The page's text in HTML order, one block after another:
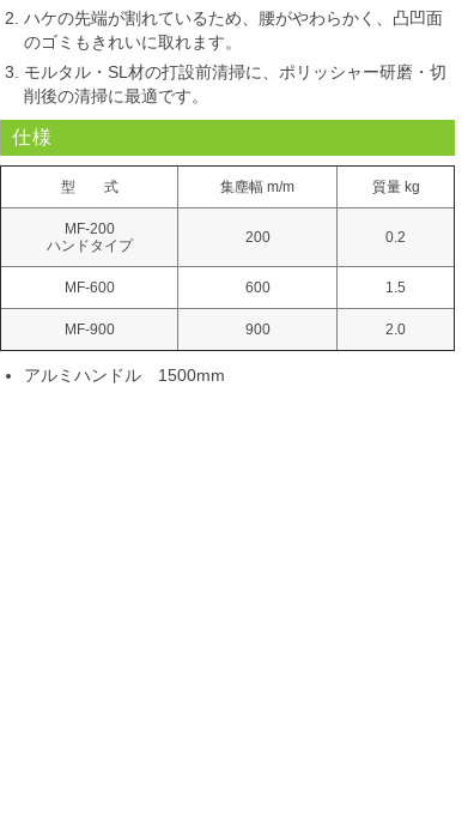
ハケの先端が割れているため、腰がやわらかく、凸凹面
のゴミもきれいに取れます。
モルタル・SL材の打設前清掃に、ポリッシャー研磨・切
削後の清掃に最適です。
仕様
型 式 集塵幅 m/m 質量 kg
MF-200
ハンドタイプ
200 0.2
MF-600 600 1.5
MF-900 900 2.0
アルミハンドル 1500mm